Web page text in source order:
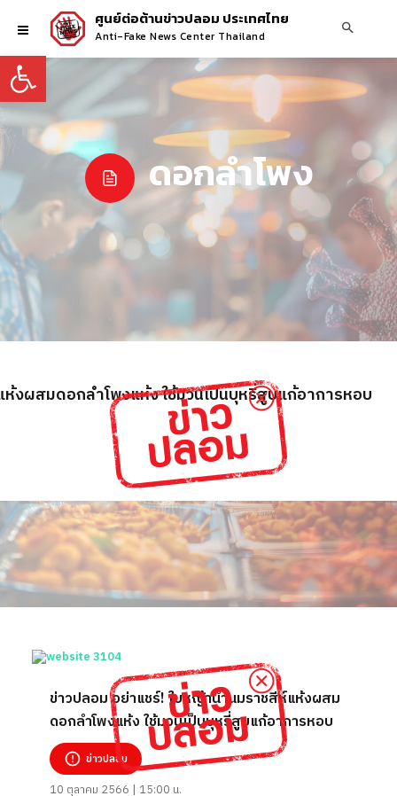
Open toolbar
ศูนย์ต่อต้านข่าวปลอม ประเทศไทย
Anti-Fake News Center Thailand
ดอกลำโพง
งผสมดอกลำโพงแห้ง ใช้มวนเป็นบุหรี่สูบแก้อาการหอบ
ข่าวปลอม อย่าแชร์! ใบหญ้าน้ำนมราชสีห์แห้งผสม
ดอกลำโพงแห้ง ใช้มวนเป็นบุหรี่สูบแก้อาการหอบ
ข่าวปลอม
10 ตุลาคม 2566 | 15:00 น.